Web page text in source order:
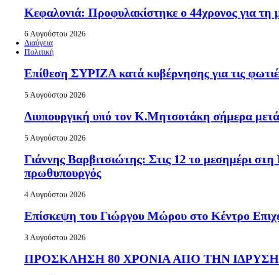
Κεφαλονιά: Προφυλακίστηκε ο 44χρονος για τη
6 Αυγούστου 2026
Διαύγεια
Πολιτική
Επίθεση ΣΥΡΙΖΑ κατά κυβέρνησης για τις
5 Αυγούστου 2026
Διυπουργική υπό τον Κ.Μητσοτάκη σήμερα μετά
5 Αυγούστου 2026
Γιάννης Βαρβιτσιώτης: Στις 12 το μεσημέρι
πρωθυπουργός
4 Αυγούστου 2026
Επίσκεψη του Γιώργου Μώρου στο Κέντρο
3 Αυγούστου 2026
ΠΡΟΣΚΛΗΣΗ 80 ΧΡΟΝΙΑ ΑΠΟ ΤΗΝ